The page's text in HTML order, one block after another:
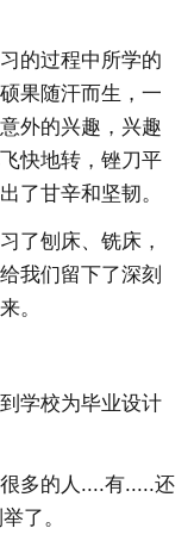
的过程中所学的
果随汗而生，一
外的兴趣，兴趣
快地转，锉刀平
了甘辛和坚韧。
了刨床、铣床，
我们留下了深刻
。
学校为毕业设计
多的人....有.....还
了。